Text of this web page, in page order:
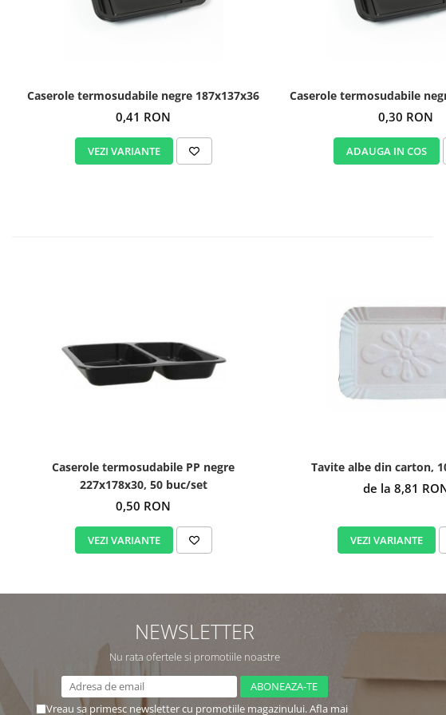
Caserole termosudabile negre 187x137x36
0,41 RON
VEZI VARIANTE
Caserole termosudabile
0,30 RON
ADAUGA IN COS
Caserole termosudabile PP negre
227x178x30, 50 buc/set
0,50 RON
VEZI VARIANTE
Tavite albe din carton,
de la 8,81
VEZI VARIANTE
NEWSLETTER
Nu rata ofertele si promotiile noastre
Vreau sa primesc newsletter cu promotiile magazinului. Afla mai